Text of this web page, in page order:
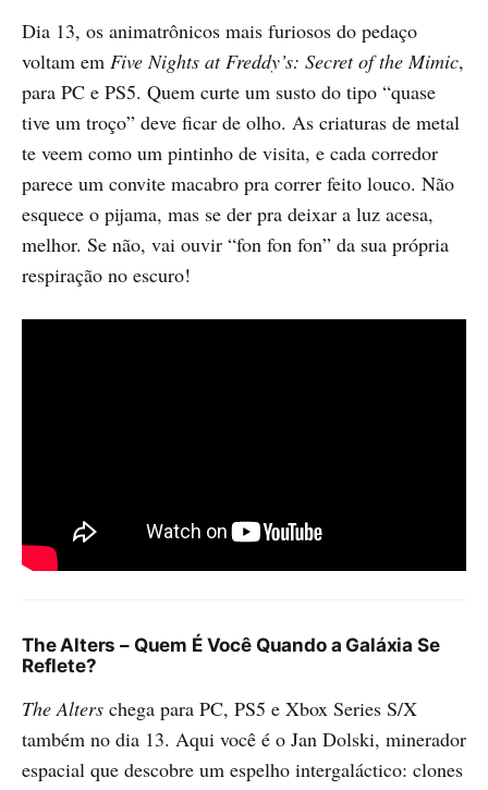
Dia 13, os animatrônicos mais furiosos do pedaço
voltam em Five Nights at Freddy’s: Secret of the Mimic,
para PC e PS5. Quem curte um susto do tipo “quase
tive um troço” deve ficar de olho. As criaturas de metal
te veem como um pintinho de visita, e cada corredor
parece um convite macabro pra correr feito louco. Não
esquece o pijama, mas se der pra deixar a luz acesa,
melhor. Se não, vai ouvir “fon fon fon” da sua própria
respiração no escuro!
The Alters – Quem É Você Quando a Galáxia Se
Reflete?
The Alters chega para PC, PS5 e Xbox Series S/X
também no dia 13. Aqui você é o Jan Dolski, minerador
espacial que descobre um espelho intergaláctico: clones